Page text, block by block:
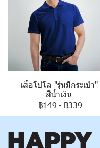
เสื้อโปโล "รุ่นมีกระเป๋า"
สีน้ำเงิน
฿149 - ฿339